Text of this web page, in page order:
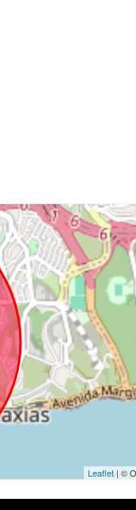
Leaflet| ©